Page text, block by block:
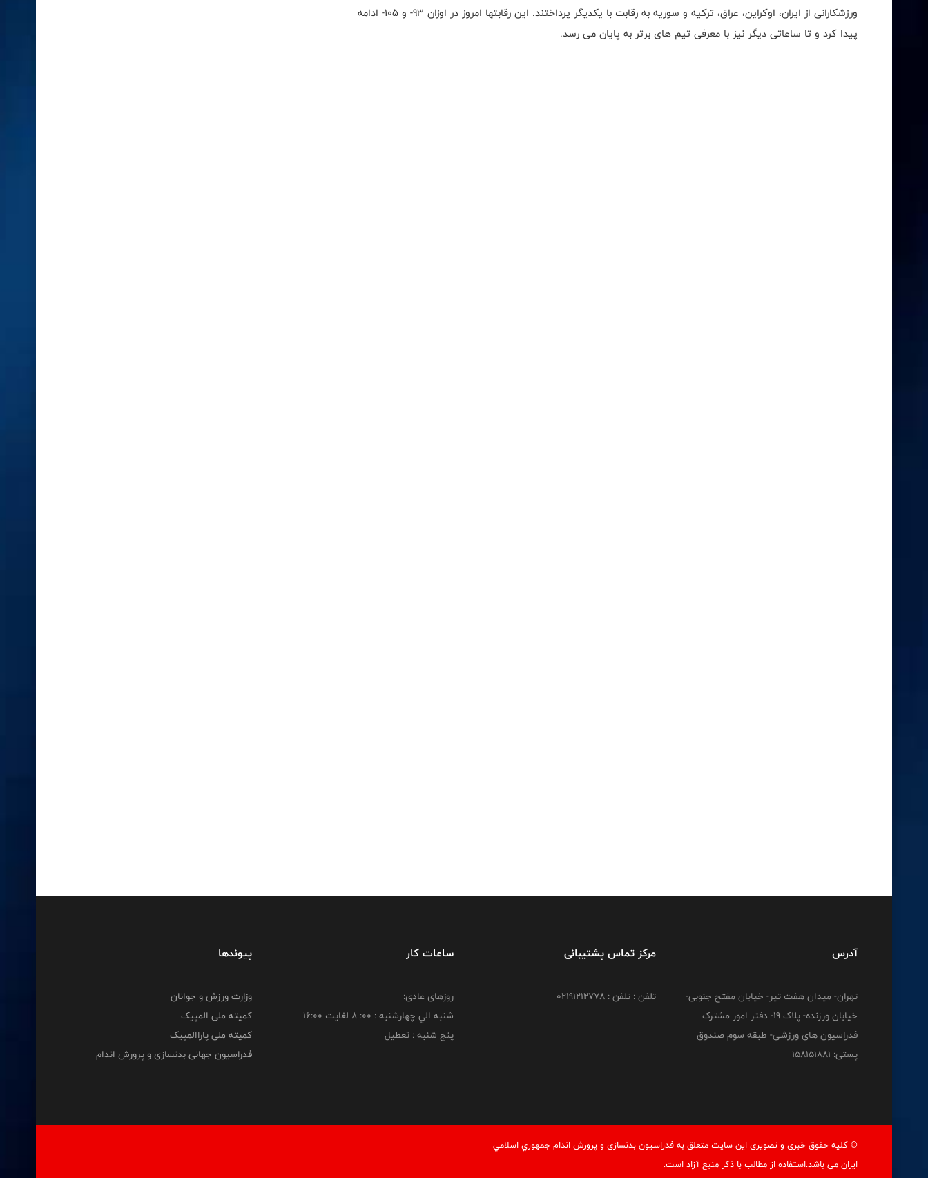
ورزشکارانی از ایران، اوکراین، عراق، ترکیه و سوریه به رقابت با یکدیگر پرداختند. این رقابتها امروز در اوزان 93- و 105- ادامه
پیدا کرد و تا ساعاتی دیگر نیز با معرفی تیم های برتر به پایان می رسد.
آدرس
تهران- میدان هفت تیر- خیابان مفتح جنوبی-
خیابان ورزنده- پلاک 19- دفتر امور مشترک
فدراسیون های ورزشی- طبقه سوم صندوق
پستی: 158151881
مرکز تماس پشتیبانی
تلفن : تلفن : 02191212778
ساعات کار
روزهای عادی:
شنبه الي چهارشنبه : 00: 8 لغايت 16:00
پنج شنبه : تعطیل
پیوندها
وزارت ورزش و جوانان
کمیته ملی المپیک
کمیته ملی پاراالمپیک
فدراسیون جهانی بدنسازی و پرورش اندام
© کليه حقوق خبری و تصويری اين سايت متعلق به فدراسيون بدنسازی و پرورش اندام جمهوري اسلامي
ايران می باشد.استفاده از مطالب با ذكر منبع آزاد است.